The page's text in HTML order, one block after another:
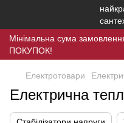
Мінімальна сума
ПОКУПОК!
Електротовари
Електрична